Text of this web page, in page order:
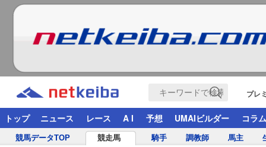
プレ
トップ ニュース レース A I 予想 UMAIビルダー コラム
競馬データTOP 競走馬 騎手 調教師 馬主